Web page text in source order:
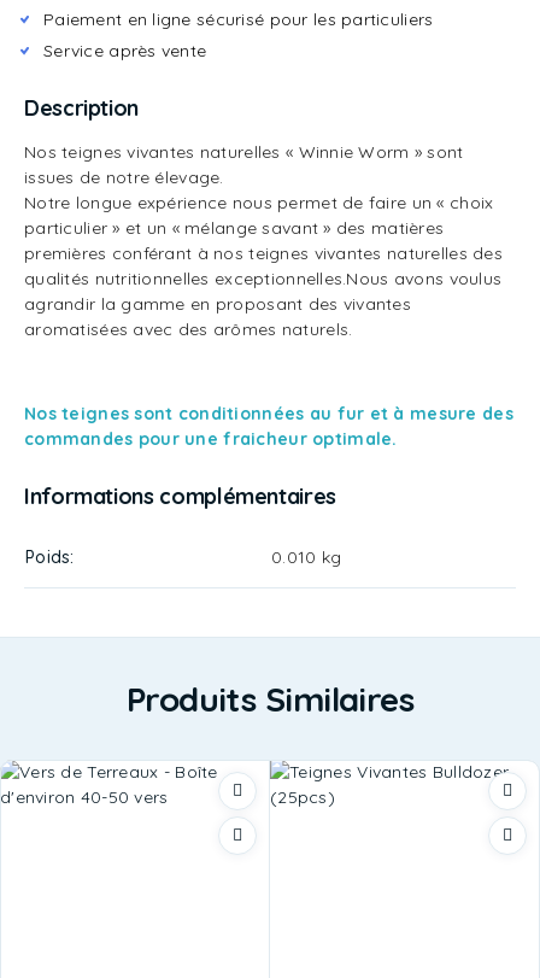
Paiement en ligne sécurisé pour les particuliers
Service après vente
Description
Nos teignes vivantes naturelles « Winnie Worm » sont
issues de notre élevage.
Notre longue expérience nous permet de faire un « choix
particulier » et un « mélange savant » des matières
premières conférant à nos teignes vivantes naturelles des
qualités nutritionnelles exceptionnelles.Nous avons voulus
agrandir la gamme en proposant des vivantes
aromatisées avec des arômes naturels.
Nos teignes sont conditionnées au fur et à mesure des
commandes pour une fraicheur optimale.
Informations complémentaires
Poids 0.010 kg
Produits Similaires